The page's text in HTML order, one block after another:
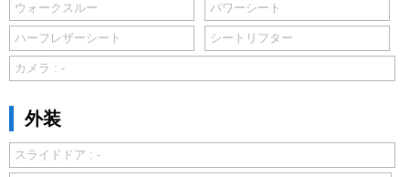
ウォークスルー パワーシート
ハーフレザーシート シートリフター
カメラ : -
外装
スライドドア : -